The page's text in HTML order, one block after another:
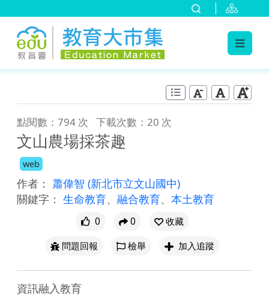
點閱數：794 次 下載次數：20 次
文山農場採茶趣
web
作者： 蕭偉智 (新北市立文山國中)
關鍵字： 生命教育、 融合教育、 本土教育
0 0
收藏
問題回報
檢舉 加入追蹤
資訊融入教育